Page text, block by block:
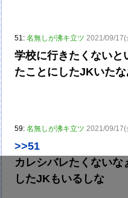
51:名無しが沸キ立ツ 2021/09/
学校に行きたくないと
たことにしたJKいた
59:名無しが沸キ立ツ 2021/09/17(
>>51
カレシバレたくない
したJKもいるしな